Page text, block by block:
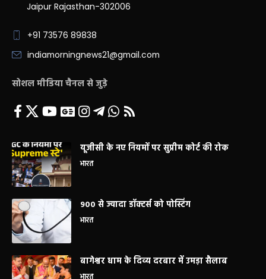
Jaipur Rajasthan-302006
+91 73576 89838
indiamorningnews21@gmail.com
सोशल मीडिया चैनल से जुड़े
यूजीसी के नए नियमों पर सुप्रीम कोर्ट की रोक
भारत
900 से ज्यादा डॉक्टर्स को पोस्टिंग
भारत
बागेश्वर धाम के दिव्य दरबार में उमड़ा सैलाब